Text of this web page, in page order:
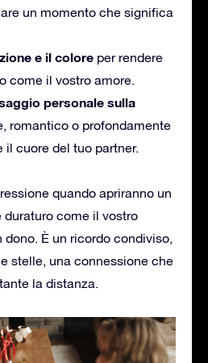
un momento che significa
e il colore per rendere
come il vostro amore.
personale sulla
romantico o profondamente
il cuore del tuo partner.
quando apriranno un
duraturo come il vostro
dono. È un ricordo condiviso,
stelle, una connessione che
la distanza.